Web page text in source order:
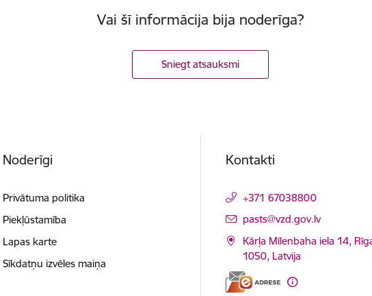
Vai šī informācija bija noderīga?
Sniegt atsauksmi
Noderīgi
Privātuma politika
Piekļūstamība
Lapas karte
Sīkdatņu izvēles maiņa
Kontakti
+371 67038800
E-pasts:
pasts@vzd.gov.lv
Kārļa Mīlenbaha iela 14,
1050, Latvija